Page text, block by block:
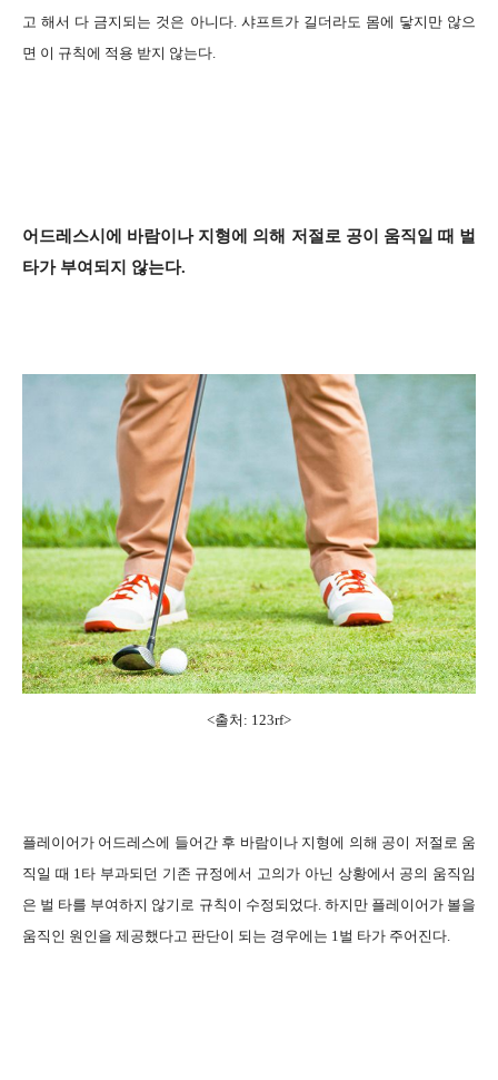
고 해서 다 금지되는 것은 아니다. 샤프트가 길더라도 몸에 닿지만 않으
면 이 규칙에 적용 받지 않는다.
어드레스시에 바람이나 지형에 의해 저절로 공이 움직일 때 벌
타가 부여되지 않는다.
<출처: 123rf>
플레이어가 어드레스에 들어간 후 바람이나 지형에 의해 공이 저절로 움
직일 때 1타 부과되던 기존 규정에서 고의가 아닌 상황에서 공의 움직임
은 벌 타를 부여하지 않기로 규칙이 수정되었다. 하지만 플레이어가 볼을
움직인 원인을 제공했다고 판단이 되는 경우에는 1벌 타가 주어진다.